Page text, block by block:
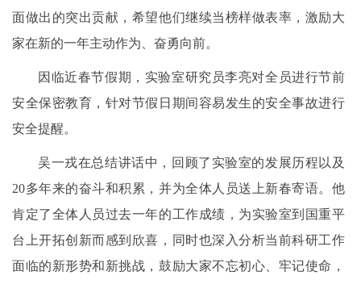
面做出的突出贡献，希望他们继续当榜样做表率，激励大
家在新的一年主动作为、奋勇向前。
因临近春节假期，实验室研究员李亮对全员进行节前
安全保密教育，针对节假日期间容易发生的安全事故进行
安全提醒。
吴一戎在总结讲话中，回顾了实验室的发展历程以及
20多年来的奋斗和积累，并为全体人员送上新春寄语。他
肯定了全体人员过去一年的工作成绩，为实验室到国重平
台上开拓创新而感到欣喜，同时也深入分析当前科研工作
面临的新形势和新挑战，鼓励大家不忘初心、牢记使命，